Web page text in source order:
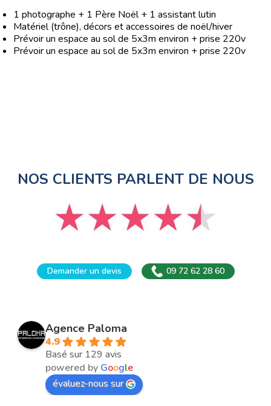
1 photographe + 1 Père Noël + 1 assistant lutin
Matériel (trône), décors et accessoires de noël/hiver
Prévoir un espace au sol de 5x3m environ + prise 220v
Prévoir un espace au sol de 5x3m environ + prise 220v
NOS CLIENTS PARLENT DE NOUS
Demander un devis 09 72 62 28 60
Agence Paloma
4.9
Basé sur 129 avis
powered by Google
évaluez-nous sur